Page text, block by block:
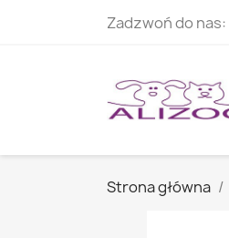
Zadzwoń do nas:
Strona główna